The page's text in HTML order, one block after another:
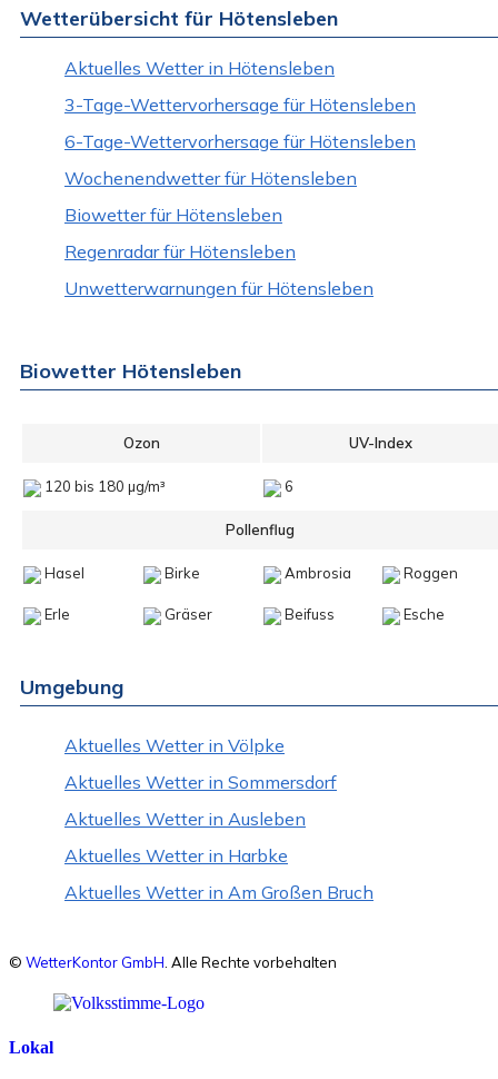
Wetterübersicht für Hötensleben
Aktuelles Wetter in Hötensleben
3-Tage-Wettervorhersage für Hötensleben
6-Tage-Wettervorhersage für Hötensleben
Wochenendwetter für Hötensleben
Biowetter für Hötensleben
Regenradar für Hötensleben
Unwetterwarnungen für Hötensleben
Biowetter Hötensleben
Ozon UV-Index
120 bis 180 µg/m³ 6
Pollenflug
Hasel Birke Ambrosia Roggen
Erle Gräser Beifuss Esche
Umgebung
Aktuelles Wetter in Völpke
Aktuelles Wetter in Sommersdorf
Aktuelles Wetter in Ausleben
Aktuelles Wetter in Harbke
Aktuelles Wetter in Am Großen Bruch
© WetterKontor GmbH. Alle Rechte vorbehalten
Lokal